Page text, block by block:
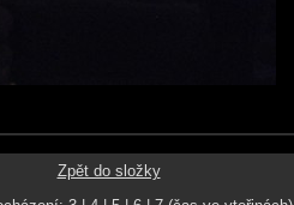
Zpět do složky